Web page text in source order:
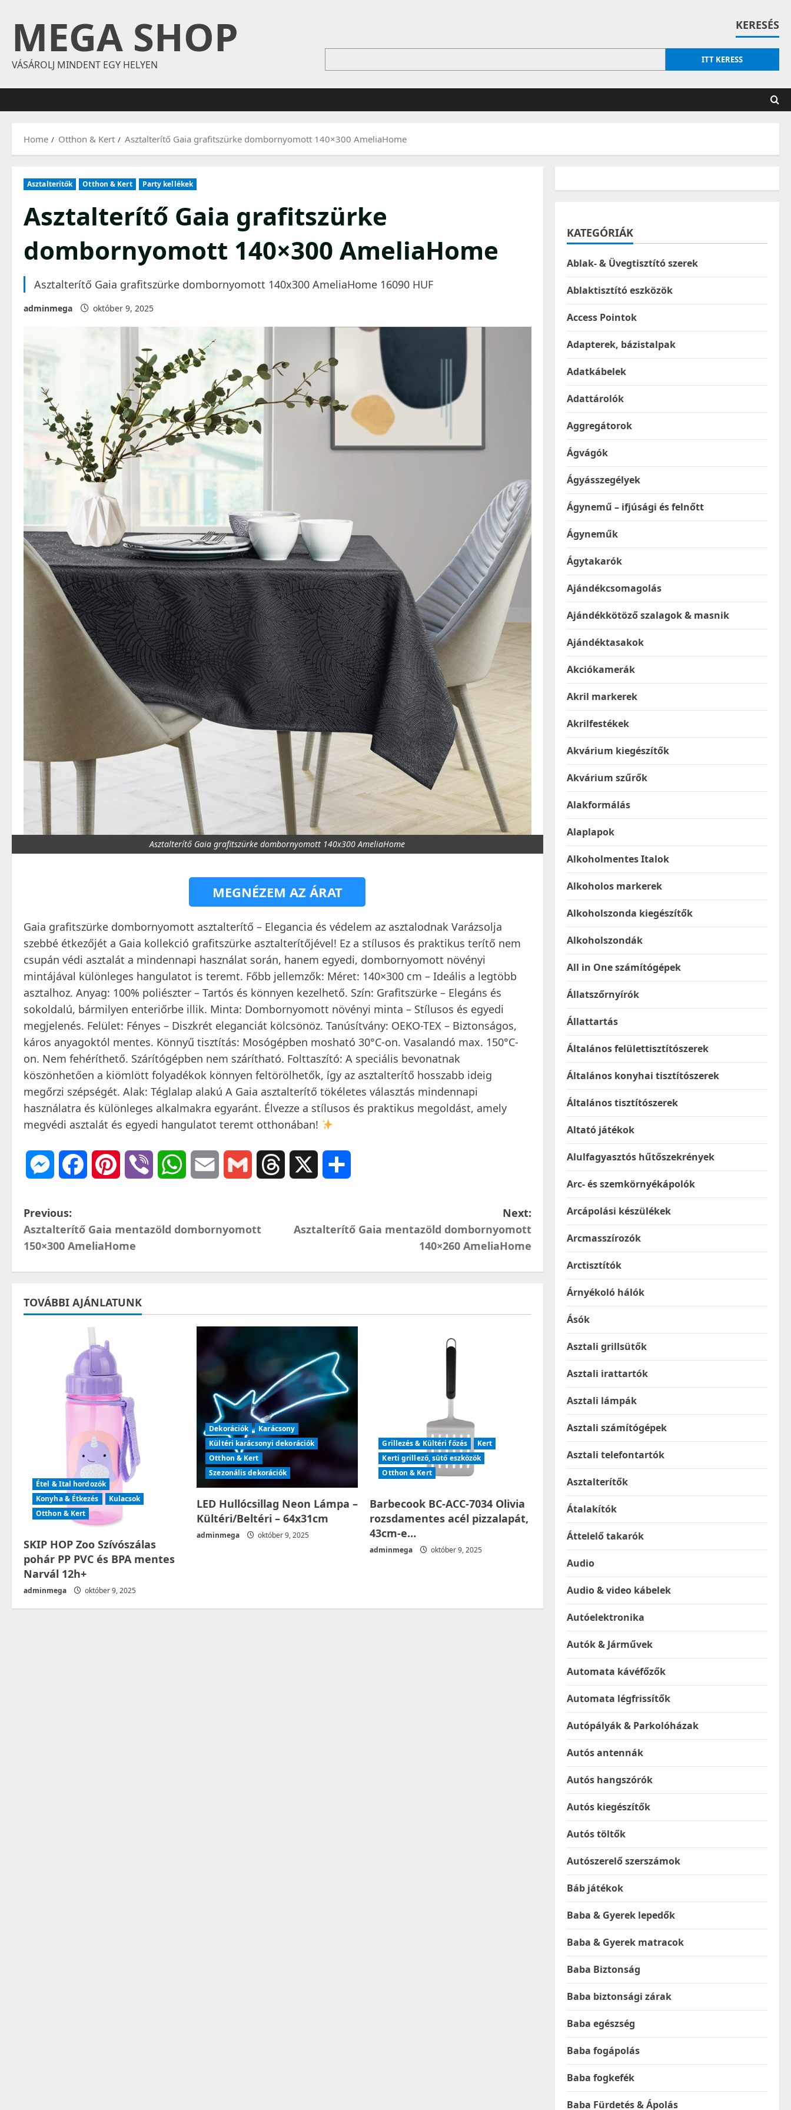
content
MEGA SHOP
VÁSÁROLJ MINDENT EGY HELYEN
KERESÉS
ITT KERESS
Home Otthon & Kert Asztalterítő Gaia grafitszürke dombornyomott 140×300 AmeliaHome
Asztalterítők Otthon & Kert Party kellékek
Asztalterítő Gaia grafitszürke
dombornyomott 140×300 AmeliaHome
Asztalterítő Gaia grafitszürke dombornyomott 140x300 AmeliaHome 16090 HUF
adminmega október 9, 2025
Asztalterítő Gaia grafitszürke dombornyomott 140x300 AmeliaHome
MEGNÉZEM AZ ÁRAT
Gaia grafitszürke dombornyomott asztalterítő – Elegancia és védelem az asztalodnak Varázsolja
szebbé étkezőjét a Gaia kollekció grafitszürke asztalterítőjével! Ez a stílusos és praktikus terítő nem
csupán védi asztalát a mindennapi használat során, hanem egyedi, dombornyomott növényi
mintájával különleges hangulatot is teremt. Főbb jellemzők: Méret: 140×300 cm – Ideális a legtöbb
asztalhoz. Anyag: 100% poliészter – Tartós és könnyen kezelhető. Szín: Grafitszürke – Elegáns és
sokoldalú, bármilyen enteriőrbe illik. Minta: Dombornyomott növényi minta – Stílusos és egyedi
megjelenés. Felület: Fényes – Diszkrét eleganciát kölcsönöz. Tanúsítvány: OEKO-TEX – Biztonságos,
káros anyagoktól mentes. Könnyű tisztítás: Mosógépben mosható 30°C-on. Vasalandó max. 150°C-
on. Nem fehéríthető. Szárítógépben nem szárítható. Folttaszító: A speciális bevonatnak
köszönhetően a kiömlött folyadékok könnyen feltörölhetők, így az asztalterítő hosszabb ideig
megőrzi szépségét. Alak: Téglalap alakú A Gaia asztalterítő tökéletes választás mindennapi
használatra és különleges alkalmakra egyaránt. Élvezze a stílusos és praktikus megoldást, amely
megvédi asztalát és egyedi hangulatot teremt otthonában!
MessengerFacebookPinterest Viber WhatsAppEmail Gmail Threads
P
o
s
n
o
n
Previous:
Asztalterítő Gaia mentazöld dombornyomott
150×300 AmeliaHome
Next:
Asztalterítő Gaia mentazöld dombornyomott
140×260 AmeliaHome
TOVÁBBI AJÁNLATUNK
Étel & Ital hordozók
Konyha & Étkezés
Kulacsok
Otthon & Kert
SKIP HOP Zoo Szívószálas
pohár PP PVC és BPA mentes
Narvál 12h+
adminmega október 9, 2025
Dekorációk
Karácsony
Kültéri karácsonyi dekorációk
Otthon & Kert
Szezonális dekorációk
LED Hullócsillag Neon Lámpa –
Kültéri/Beltéri – 64x31cm
adminmega október 9, 2025
Grillezés & Kültéri főzés
Kert
Kerti grillező, sütő eszközök
Otthon & Kert
Barbecook BC-ACC-7034 Olivia
rozsdamentes acél pizzalapát,
43cm-e…
adminmega október 9, 2025
KATEGÓRIÁK
Ablak- & Üvegtisztító szerek
Ablaktisztító eszközök
Access Pointok
Adapterek, bázistalpak
Adatkábelek
Adattárolók
Aggregátorok
Ágvágók
Ágyásszegélyek
Ágynemű – ifjúsági és felnőtt
Ágyneműk
Ágytakarók
Ajándékcsomagolás
Ajándékkötöző szalagok & masnik
Ajándéktasakok
Akciókamerák
Akril markerek
Akrilfestékek
Akvárium kiegészítők
Akvárium szűrők
Alakformálás
Alaplapok
Alkoholmentes Italok
Alkoholos markerek
Alkoholszonda kiegészítők
Alkoholszondák
All in One számítógépek
Állatszőrnyírók
Állattartás
Általános felülettisztítószerek
Általános konyhai tisztítószerek
Általános tisztítószerek
Altató játékok
Alulfagyasztós hűtőszekrények
Arc- és szemkörnyékápolók
Arcápolási készülékek
Arcmasszírozók
Arctisztítók
Árnyékoló hálók
Ásók
Asztali grillsütők
Asztali irattartók
Asztali lámpák
Asztali számítógépek
Asztali telefontartók
Asztalterítők
Átalakítók
Áttelelő takarók
Audio
Audio & video kábelek
Autóelektronika
Autók & Járművek
Automata kávéfőzők
Automata légfrissítők
Autópályák & Parkolóházak
Autós antennák
Autós hangszórók
Autós kiegészítők
Autós töltők
Autószerelő szerszámok
Báb játékok
Baba & Gyerek lepedők
Baba & Gyerek matracok
Baba Biztonság
Baba biztonsági zárak
Baba egészség
Baba fogápolás
Baba fogkefék
Baba Fürdetés & Ápolás